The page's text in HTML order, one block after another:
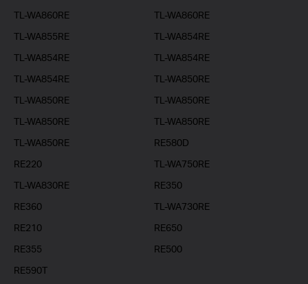
TL-WA860RE
TL-WA860RE
TL-WA855RE
TL-WA854RE
TL-WA854RE
TL-WA854RE
TL-WA854RE
TL-WA850RE
TL-WA850RE
TL-WA850RE
TL-WA850RE
TL-WA850RE
TL-WA850RE
RE580D
RE220
TL-WA750RE
TL-WA830RE
RE350
RE360
TL-WA730RE
RE210
RE650
RE355
RE500
RE590T